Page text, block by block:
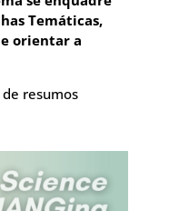
Temáticas,
orientar a
resumos